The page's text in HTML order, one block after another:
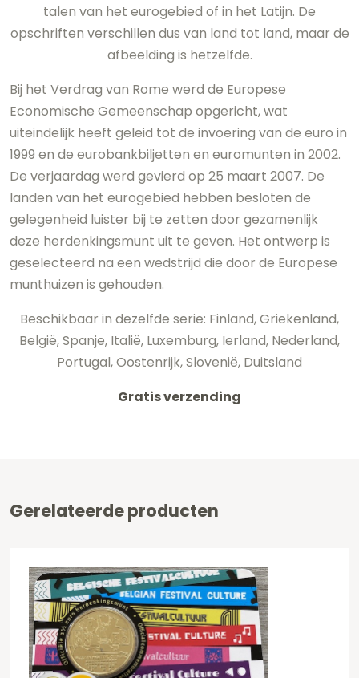
talen van het eurogebied of in het Latijn. De
opschriften verschillen dus van land tot land, maar de
afbeelding is hetzelfde.
Bij het Verdrag van Rome werd de Europese
Economische Gemeenschap opgericht, wat
uiteindelijk heeft geleid tot de invoering van de euro in
1999 en de eurobankbiljetten en euromunten in 2002.
De verjaardag werd gevierd op 25 maart 2007. De
landen van het eurogebied hebben besloten de
gelegenheid luister bij te zetten door gezamenlijk
deze herdenkingsmunt uit te geven. Het ontwerp is
geselecteerd na een wedstrijd die door de Europese
munthuizen is gehouden.
Beschikbaar in dezelfde serie: Finland, Griekenland,
België, Spanje, Italië, Luxemburg, Ierland, Nederland,
Portugal, Oostenrijk, Slovenië, Duitsland
Gratis verzending
Gerelateerde producten